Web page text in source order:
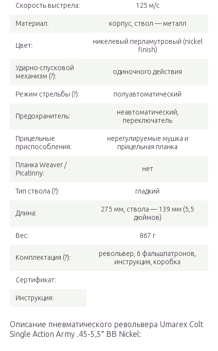
Скорость выстрела: 125 м/с
Материал: корпус, ствол — металл
Цвет:
никелевый перламутровый (nickel
finish)
Ударно-спусковой
механизм (?):
одиночного действия
Режим стрельбы (?): полуавтоматический
Предохранитель:
неавтоматический,
переключатель
Прицельные
приспособления:
нерегулируемые мушка и
прицельная планка
Планка Weaver /
Picatinny:
нет
Тип ствола (?): гладкий
Длина:
275 мм, ствола — 139 мм (5,5
дюймов)
Вес: 867 г
Комплектация (?):
револьвер, 6 фальшпатронов,
инструкция, коробка
Сертификат:
Инструкция:
Описание пневматического револьвера Umarex Colt
Single Action Army .45-5,5″ BB Nickel: